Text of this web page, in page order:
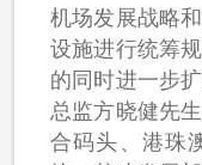
机场发展战略
设施进行统筹
的同时进一步
总监方晓健先
合码头、港珠